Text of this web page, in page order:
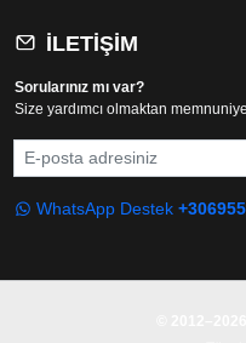
İLETIŞIM
Sorularınız mı var?
Size yardımcı olmaktan
E-posta
WhatsApp Destek